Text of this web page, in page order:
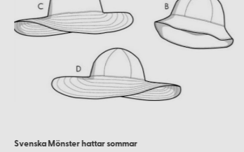
Svenska Mönster hattar sommar